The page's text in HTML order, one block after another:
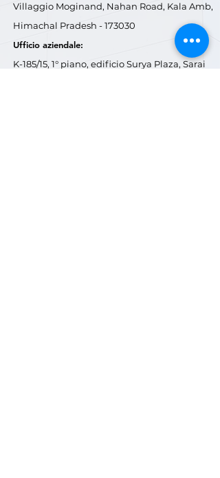
Villaggio Moginand, Nahan Road, Kala Amb,
Himachal Pradesh - 173030
Ufficio aziendale:
K-185/15, 1° piano, edificio Surya Plaza, Sarai